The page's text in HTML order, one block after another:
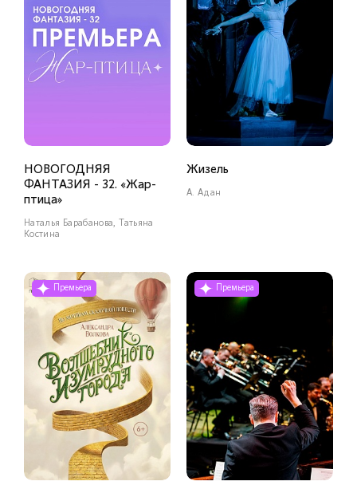
НОВОГОДНЯЯ
ФАНТАЗИЯ - 32. «Жар-
птица»
Наталья Барабанова, Татьяна
Костина
Жизель
А. Адан
Премьера Премьера